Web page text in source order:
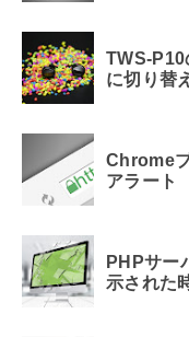
TWS-P10
に切り替
Chrome
アラート
PHPサー
示された